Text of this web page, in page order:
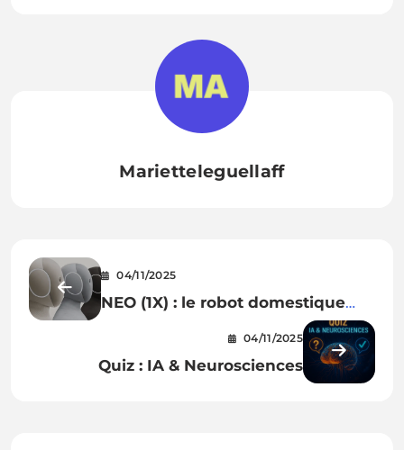
Marietteleguellaff
04/11/2025
NEO (1X) : le robot domestique
qui débarque (vraiment) dans nos
maisons en 2026
04/11/2025
Quiz : IA & Neurosciences